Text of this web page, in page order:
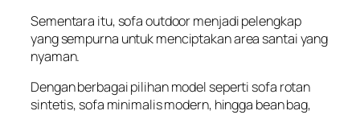
Sementara itu, sofa outdoor menjadi pelengkap
yang sempurna untuk menciptakan area santai yang
nyaman.
Dengan berbagai pilihan model seperti sofa rotan
sintetis, sofa minimalis modern, hingga bean bag,